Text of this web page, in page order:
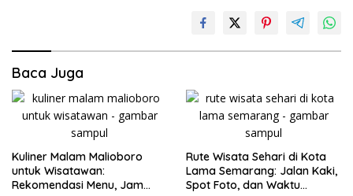
Baca Juga
Kuliner Malam Malioboro
untuk Wisatawan:
Rekomendasi Menu, Jam
Rute Wisata Sehari di Kota
Lama Semarang: Jalan Kaki,
Spot Foto, dan Waktu